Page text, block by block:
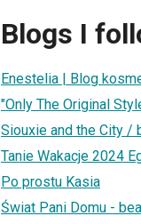
Blogs I
Enestelia | Blog
"Only The Original
Siouxie and the City /
Tanie Wakacje 2024
Po prostu Kasia
Świat Pani Domu -